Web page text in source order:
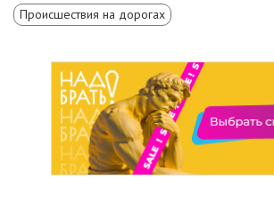
Происшествия на дорогах